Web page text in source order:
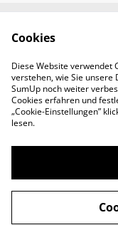
Legal
©2026Padel-
Cookies
Diese Website verwendet
verstehen, wie Sie
SumUp noch weiter
Cookies erfahren und
„Cookie-Einstellungen”
lesen.